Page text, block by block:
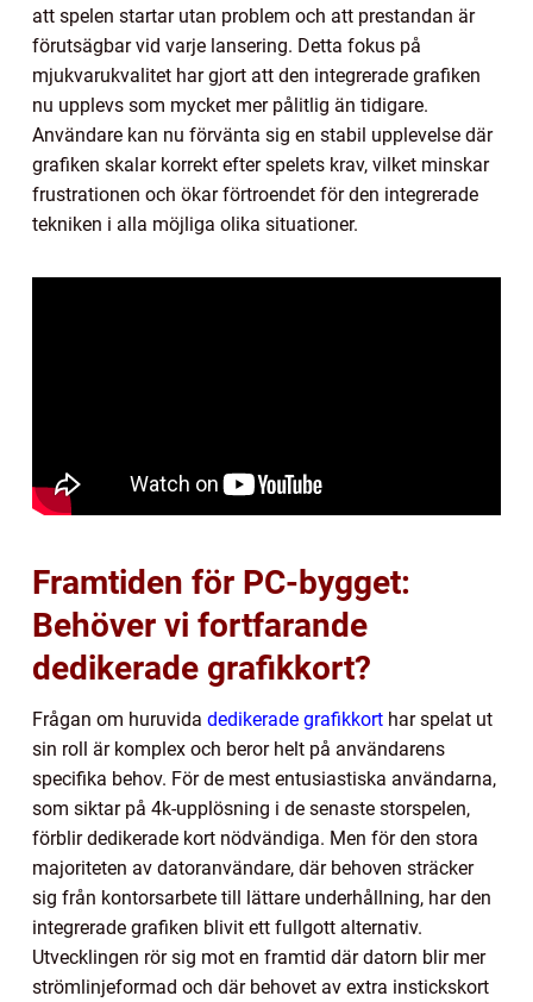
att spelen startar utan problem och att prestandan är
förutsägbar vid varje lansering. Detta fokus på
mjukvarukvalitet har gjort att den integrerade grafiken
nu upplevs som mycket mer pålitlig än tidigare.
Användare kan nu förvänta sig en stabil upplevelse där
grafiken skalar korrekt efter spelets krav, vilket minskar
frustrationen och ökar förtroendet för den integrerade
tekniken i alla möjliga olika situationer.
Framtiden för PC-bygget:
Behöver vi fortfarande
dedikerade grafikkort?
Frågan om huruvida dedikerade grafikkort har spelat ut
sin roll är komplex och beror helt på användarens
specifika behov. För de mest entusiastiska användarna,
som siktar på 4k-upplösning i de senaste storspelen,
förblir dedikerade kort nödvändiga. Men för den stora
majoriteten av datoranvändare, där behoven sträcker
sig från kontorsarbete till lättare underhållning, har den
integrerade grafiken blivit ett fullgott alternativ.
Utvecklingen rör sig mot en framtid där datorn blir mer
strömlinjeformad och där behovet av extra instickskort